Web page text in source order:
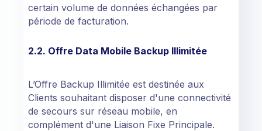
certain volume de données échangées par
période de facturation.
2.2. Offre Data Mobile Backup Illimitée
L’Offre Backup Illimitée est destinée aux
Clients souhaitant disposer d'une connectivité
de secours sur réseau mobile, en
complément d'une Liaison Fixe Principale.